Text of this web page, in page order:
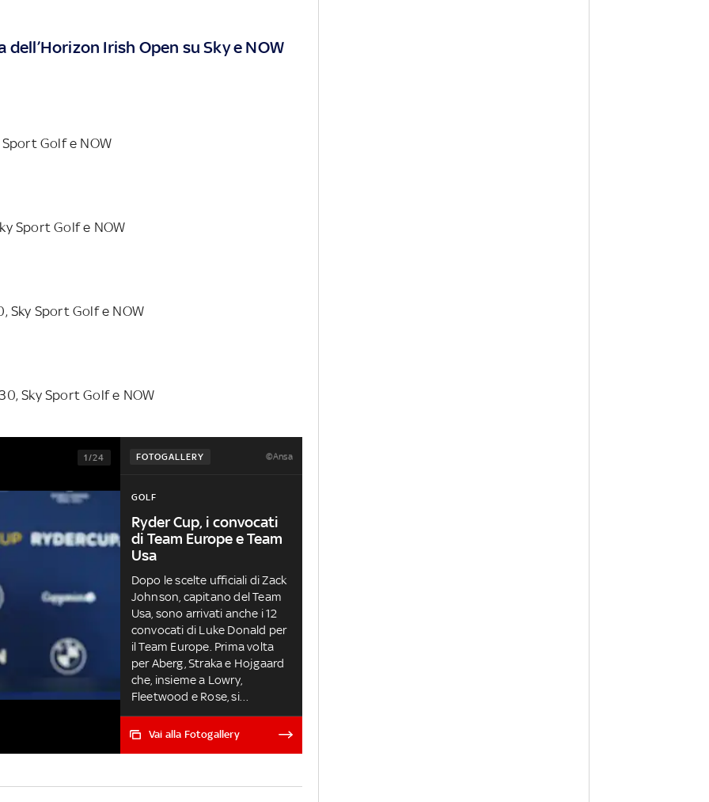
Irish Open su Sky e NOW
Golf e NOW
Sport Golf e NOW
Sky Sport Golf e NOW
Sky Sport Golf e NOW
FOTOGALLERY ©Ansa
1/24
GOLF
Ryder Cup, i convocati
di Team Europe e Team
Usa
Dopo le scelte ufficiali di Zack
Johnson, capitano del Team
Usa, sono arrivati anche i 12
convocati di Luke Donald per
il Team Europe. Prima volta
per Aberg, Straka e Hojgaard
che, insieme a Lowry,
Fleetwood e Rose, si
aggiungono ai sei qualificati
di diritto. Ecco tutti i 24
Vai alla Fotogallery